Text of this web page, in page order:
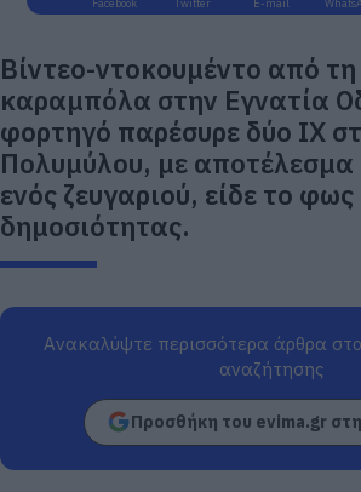
Facebook Twitter E-mail
Βίντεο-ντοκουμέντο από
καραμπόλα στην Εγνατία
φορτηγό παρέσυρε δύο ΙΧ
Πολυμύλου, με αποτέλεσμα
ενός ζευγαριού, είδε το φως
δημοσιότητας.
Ανακαλύψτε περισσότερα άρθρα
αναζήτησης
Προσθήκη του evima.gr